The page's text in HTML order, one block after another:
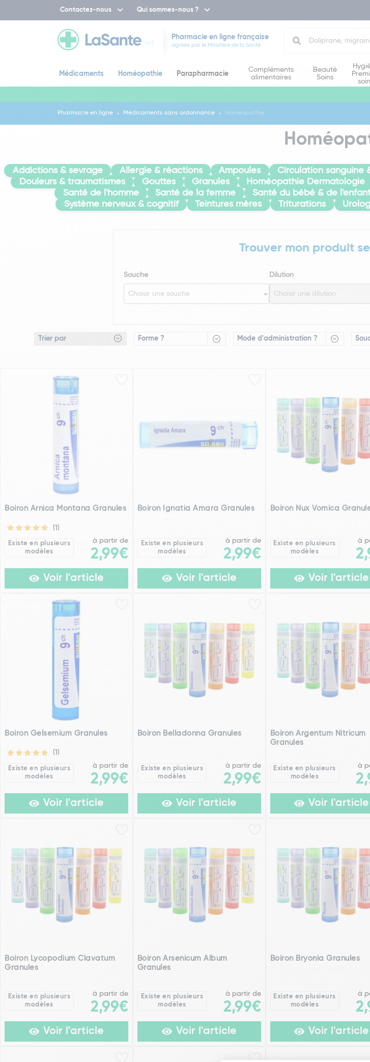
Contactez-nous Qui sommes-nous ?
Pharmacie en ligne française
agréée par le Ministère de la Santé
Médicaments Homéopathie Parapharmacie
Compléments
alimentaires
Beauté
Soins
Pharmacie en ligne Médicaments sans ordonnance Homéopathie
Addictions & sevrage Allergie & réactions Ampoules Circulation sanguine
Douleurs & traumatismes
Gouttes Granules Homéopathie Dermatologie
Santé de l'homme
Santé de la femme Santé du bébé & de
Système nerveux & cognitif
Teintures mères Triturations
Trouver mon produit
Souche
Choisir une souche
Dilution
Choisir une dilution
Forme ? Mode d'administration ?
Boiron Arnica Montana Granules
(1)
Existe en plusieurs
modèles
à partir de
2,99€
Voir l'article
Boiron Ignatia Amara Granules
Existe en plusieurs
modèles
à partir de
2,99€
Voir l'article
Boiron Nux Vomica
Existe en plusieurs
modèles
à
Voir l'article
Boiron Gelsemium Granules
(1)
Existe en plusieurs
modèles
à partir de
2,99€
Voir l'article
Boiron Belladonna Granules
Existe en plusieurs
modèles
à partir de
2,99€
Voir l'article
Boiron Argentum Nitricum
Granules
Existe en plusieurs
modèles
à
Voir l'article
Boiron Lycopodium Clavatum
Granules
Existe en plusieurs
modèles
à partir de
2,99€
Voir l'article
Boiron Arsenicum Album
Granules
Existe en plusieurs
modèles
à partir de
2,99€
Voir l'article
Boiron Bryonia Granules
Existe en plusieurs
modèles
à
Voir l'article